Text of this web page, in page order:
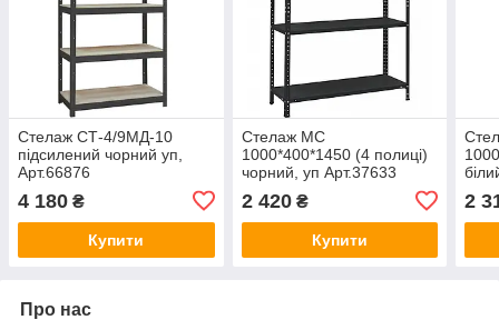
Стелаж СТ-4/9МД-10
підсилений чорний уп,
Арт.66876
4 180 ₴
Купити
Стелаж МС
1000*400*1450 (4 полиці)
чорний, уп Арт.37633
2 420₴
Купити
2
Про нас